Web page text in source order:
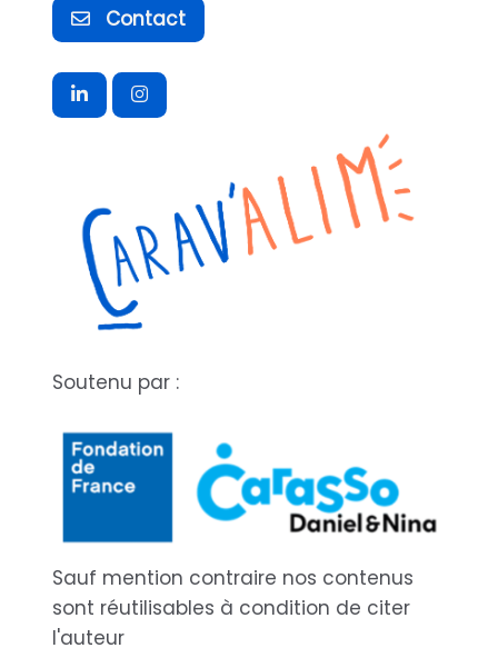
Contact
Soutenu par :
Sauf mention contraire nos contenus
sont réutilisables à condition de citer
l'auteur